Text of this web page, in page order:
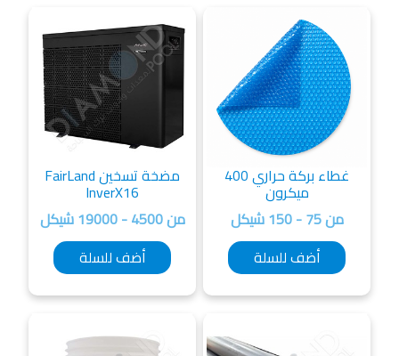
غطاء بركة حراري 400
أضف للسلة
مضخة تسخين FairLand
InverX16
من 4500 - 19000 شيكل
أضف للسلة